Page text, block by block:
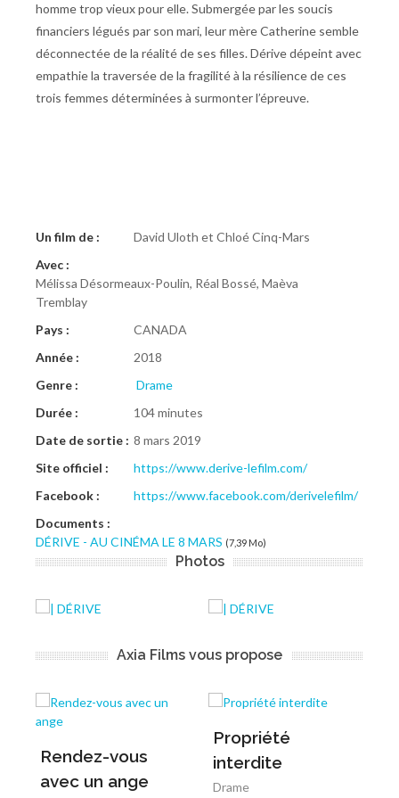
homme trop vieux pour elle. Submergée par les soucis
financiers légués par son mari, leur mère Catherine semble
déconnectée de la réalité de ses filles. Dérive dépeint avec
empathie la traversée de la fragilité à la résilience de ces
trois femmes déterminées à surmonter l’épreuve.
Un film de :
David Uloth et Chloé Cinq-Mars
Avec :
Mélissa Désormeaux-Poulin, Réal Bossé, Maèva
Tremblay
Pays :
CANADA
Année :
2018
Genre :
Drame
Durée :
104 minutes
Date de sortie : 8 mars 2019
Site officiel :
https://www.derive-lefilm.com/
Facebook :
https://www.facebook.com/derivelefilm/
Documents :
DÉRIVE - AU CINÉMA LE 8 MARS (7,39 Mo)
Photos
Axia Films vous propose
Rendez-vous
avec un ange
Propriété
interdite
Drame